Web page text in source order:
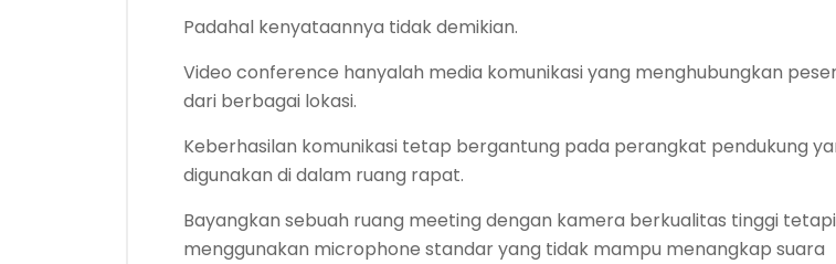
Padahal kenyataannya tidak demikian.
Video conference hanyalah media komunikasi yang menghubungkan
dari berbagai lokasi.
Keberhasilan komunikasi tetap bergantung pada perangkat pendukung
digunakan di dalam ruang rapat.
Bayangkan sebuah ruang meeting dengan kamera berkualitas tinggi tetapi
menggunakan microphone standar yang tidak mampu menangkap suara